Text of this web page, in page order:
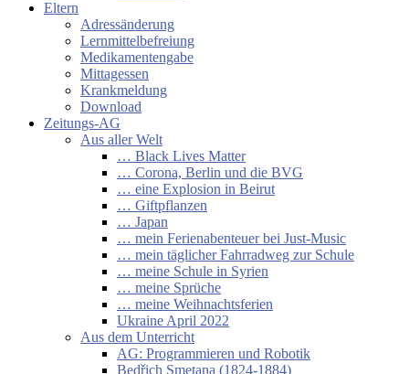
Eltern
Adressänderung
Lernmittelbefreiung
Medikamentengabe
Mittagessen
Krankmeldung
Download
Zeitungs-AG
Aus aller Welt
… Black Lives Matter
… Corona, Berlin und die BVG
… eine Explosion in Beirut
… Giftpflanzen
… Japan
… mein Ferienabenteuer bei Just-Music
… mein täglicher Fahrradweg zur Schule
… meine Schule in Syrien
… meine Sprüche
… meine Weihnachtsferien
Ukraine April 2022
Aus dem Unterricht
AG: Programmieren und Robotik
Bedřich Smetana (1824-1884)